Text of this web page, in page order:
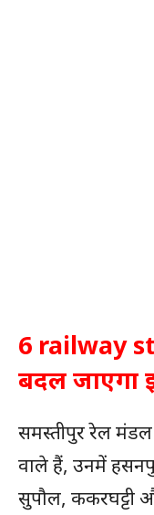
6 railway
बदल जाएगा
समस्तीपुर रेल
वाले हैं, उनमें
सुपौल, ककरघट्टी